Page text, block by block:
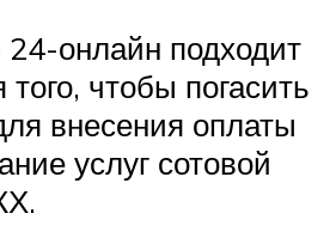
онлайн подходит
того, чтобы погасить
внесения оплаты
услуг сотовой